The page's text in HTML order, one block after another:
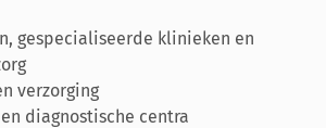
gespecialiseerde klinieken en
verzorging
diagnostische centra